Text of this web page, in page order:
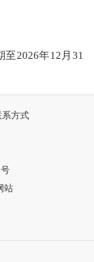
2026年12月31
系方式
站